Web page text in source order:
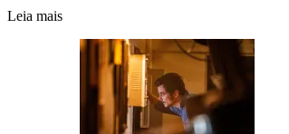
Leia mais